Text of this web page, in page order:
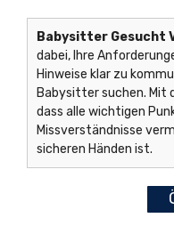
Babysitter Gesucht
dabei, Ihre
Hinweise klar zu
Babysitter suchen. Mit
dass alle wichtigen
Missverständnisse
sicheren Händen ist.